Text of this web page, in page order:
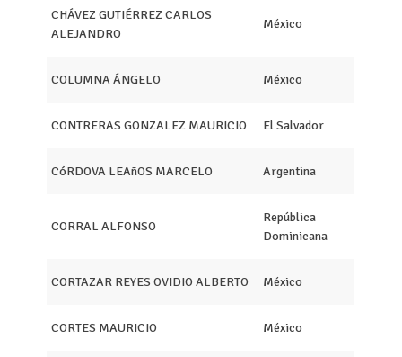
CHÁVEZ GUTIÉRREZ CARLOS
ALEJANDRO
México
COLUMNA ÁNGELO México
CONTRERAS GONZALEZ MAURICIO El Salvador
CóRDOVA LEAñOS MARCELO Argentina
CORRAL ALFONSO
República
Dominicana
CORTAZAR REYES OVIDIO ALBERTO México
CORTES MAURICIO México